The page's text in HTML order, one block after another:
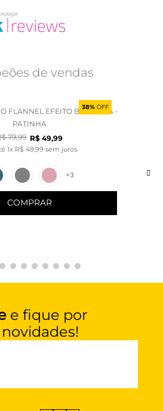
de vendas
38% OFF
FLANNEL EFEITO BORDADA -
PATINHA
79,99 R$ 49,99
1x R$ 49 99 sem juros
+3
COMPRAR
e fique por